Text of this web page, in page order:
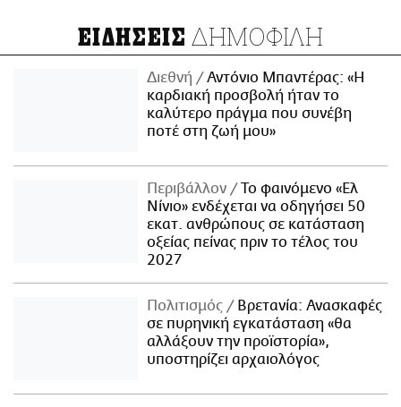
ΕΙΔΗΣΕΙΣ ΔΗΜΟΦΙΛΗ
Διεθνή
Αντόνιο Μπαντέρας: «Η
καρδιακή προσβολή ήταν το
καλύτερο πράγμα που συνέβη
ποτέ στη ζωή μου»
Περιβάλλον
Το φαινόμενο «Ελ
Νίνιο» ενδέχεται να οδηγήσει 50
εκατ. ανθρώπους σε κατάσταση
οξείας πείνας πριν το τέλος του
2027
Πολιτισμός
Βρετανία: Ανασκαφές
σε πυρηνική εγκατάσταση «θα
αλλάξουν την προϊστορία»,
υποστηρίζει αρχαιολόγος